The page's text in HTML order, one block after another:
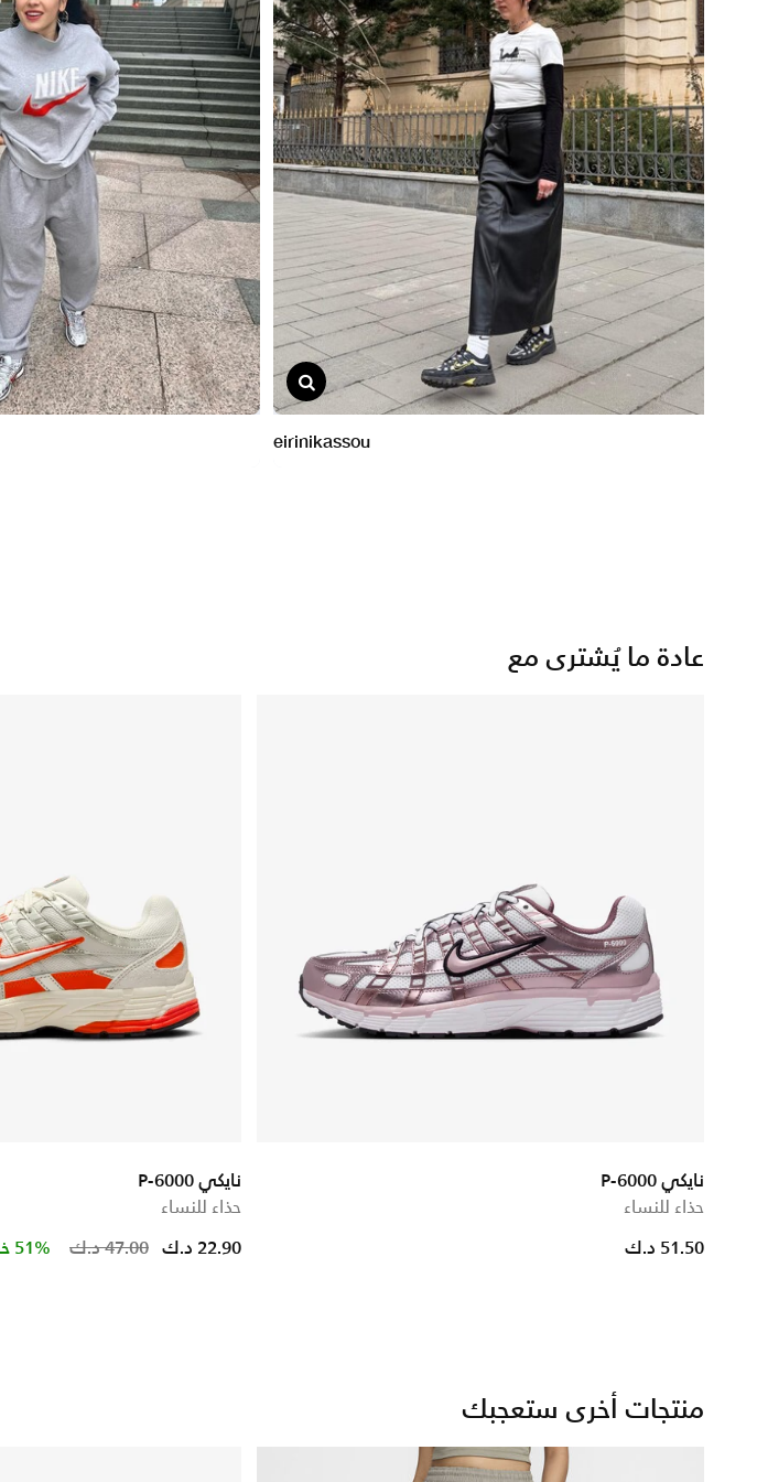
عادة ما يُشترى مع
نايكي P-6000
حذاء للنساء
51.50 د.ك
نايكي P-6000
حذاء للنساء
Price reduced from
47.00 د.ك to
22.90 د.ك 51% خصم
منتجات أخرى ستعجبك